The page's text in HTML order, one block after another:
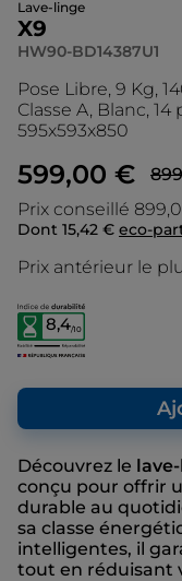
Lave-linge
X9
HW90-BD14387U1
Pose Libre, 9 Kg,
Classe A, Blanc,
595x593x850
599,00 €
Prezzo più
Lo sconto è
degli ultimi 30
Prix conseillé
Prix conseillé
Le prix d’origine
nous conseillons
vous donne un
au prix de vente
proposons,
affichée.
Dont 15,42 € eco-
Prix antérieur le
8,4/10
Découvrez le
conçu pour offrir
durable au
sa classe
intelligentes, il
tout en réduisant